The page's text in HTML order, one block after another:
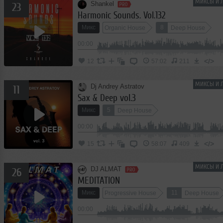
23 Shankel
Harmonic Sounds. Vol.132
Микс Organic House 8 Deep House
12 57:02 211 </>
МИКСЫ И
11 Dj Andrey Astratov
Sax & Deep vol.3
Микс 5 Deep House
15 58:07 409 </>
МИКСЫ И
26 DJ ALMAT
MEDITATION
Микс Progressive House 11 Deep House